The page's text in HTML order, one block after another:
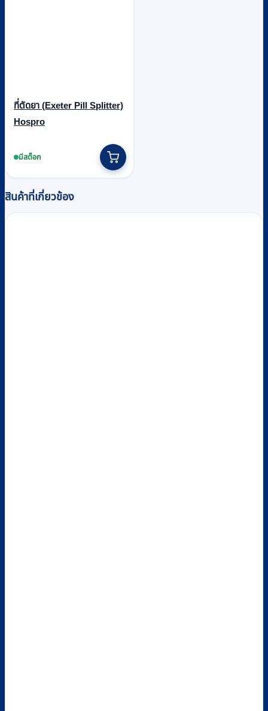
ที่ตัดยา (Exeter Pill Splitter)
Hospro
มีสต็อก
สินค้าที่เกี่ยวข้อง